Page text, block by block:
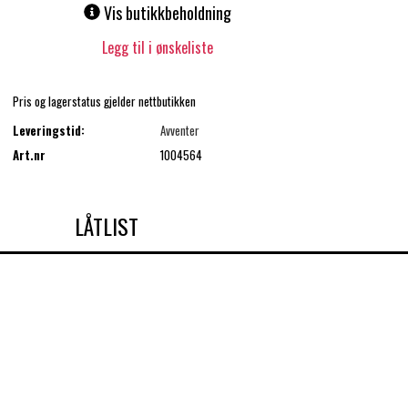
Vis butikkbeholdning
Legg til i ønskeliste
Pris og lagerstatus gjelder nettbutikken
Leveringstid:
Avventer
Art.nr
1004564
LÅTLIST